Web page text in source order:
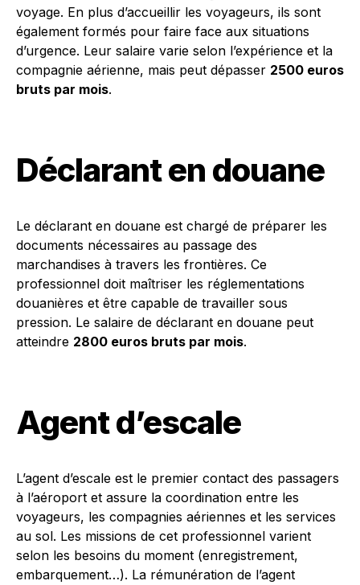
voyage. En plus d’accueillir les voyageurs, ils sont
également formés pour faire face aux situations
d’urgence. Leur salaire varie selon l’expérience et la
compagnie aérienne, mais peut dépasser 2500 euros
bruts par mois.
Déclarant en douane
Le déclarant en douane est chargé de préparer les
documents nécessaires au passage des
marchandises à travers les frontières. Ce
professionnel doit maîtriser les réglementations
douanières et être capable de travailler sous
pression. Le salaire de déclarant en douane peut
atteindre 2800 euros bruts par mois.
Agent d’escale
L’agent d’escale est le premier contact des passagers
à l’aéroport et assure la coordination entre les
voyageurs, les compagnies aériennes et les services
au sol. Les missions de cet professionnel varient
selon les besoins du moment (enregistrement,
embarquement…). La rémunération de l’agent